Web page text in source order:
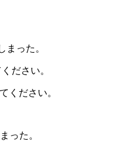
った。
ださい。
ください。
った。